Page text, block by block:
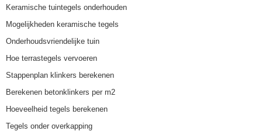
Keramische tuintegels onderhouden
Mogelijkheden keramische tegels
Onderhoudsvriendelijke tuin
Hoe terrastegels vervoeren
Stappenplan klinkers berekenen
Berekenen betonklinkers per m2
Hoeveelheid tegels berekenen
Tegels onder overkapping